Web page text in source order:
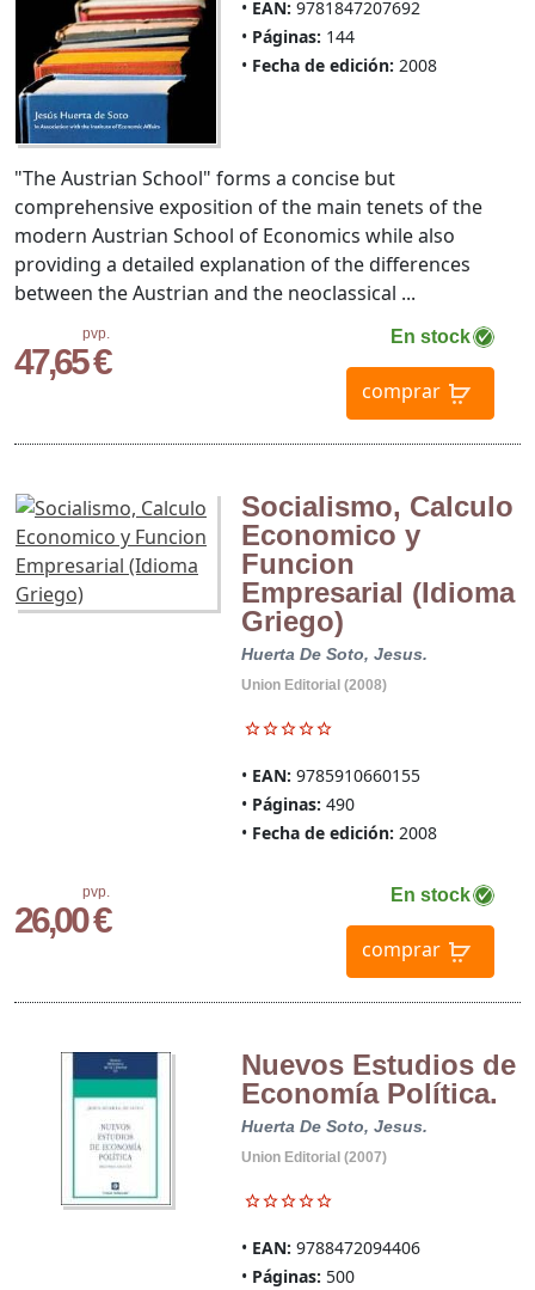
EAN: 9781847207692
Páginas: 144
Fecha de edición: 2008
pvp.
47,65 €
En stock
comprar
"The Austrian School" forms a concise but
comprehensive exposition of the main tenets of the
modern Austrian School of Economics while also
providing a detailed explanation of the differences
between the Austrian and the neoclassical ...
Socialismo, Calculo
Economico y
Funcion
Empresarial (Idioma
Griego)
Huerta De Soto, Jesus.
Union Editorial (2008)
EAN: 9785910660155
Páginas: 490
Fecha de edición: 2008
pvp.
26,00 €
En stock
comprar
Nuevos Estudios de
Economía Política.
Huerta De Soto, Jesus.
Union Editorial (2007)
EAN: 9788472094406
Páginas: 500